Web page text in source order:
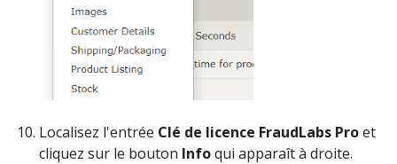
Localisez l'entrée Clé de licence FraudLabs Proet
cliquez sur le bouton Infoqui apparaît à droite.